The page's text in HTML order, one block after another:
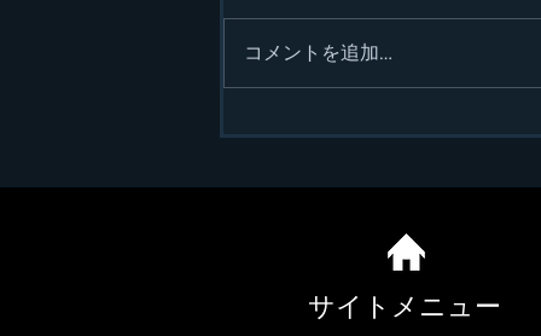
2025年のスタート
コメントを追加…
サイトメニュー